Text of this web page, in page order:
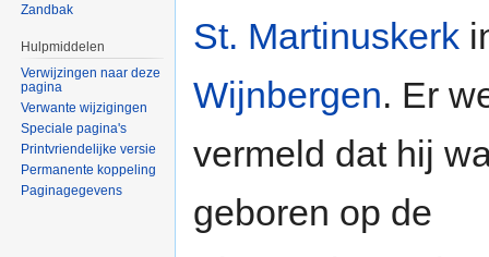
St. Martinuskerk
Wijnbergen. Er
vermeld dat hij
geboren op de
Zandbak
Hulpmiddelen
Verwijzingen naar deze
pagina
Verwante wijzigingen
Speciale pagina's
Printvriendelijke versie
Permanente koppeling
Paginagegevens